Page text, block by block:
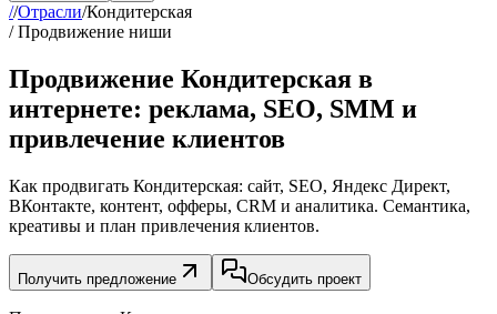
//Отрасли/Кондитерская
/ Продвижение ниши
Продвижение Кондитерская в
интернете: реклама, SEO, SMM и
привлечение клиентов
Как продвигать Кондитерская: сайт, SEO, Яндекс Директ,
ВКонтакте, контент, офферы, CRM и аналитика. Семантика,
креативы и план привлечения клиентов.
Получить предложение Обсудить проект